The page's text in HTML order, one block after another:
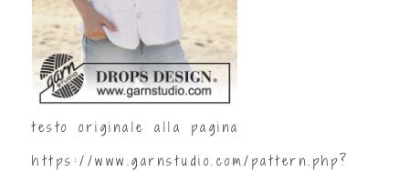
testo originale alla pagina
https://www.garnstudio.com/pattern.php?